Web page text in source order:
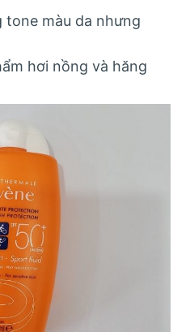
tone màu da nhưng
hơi nồng và hăng